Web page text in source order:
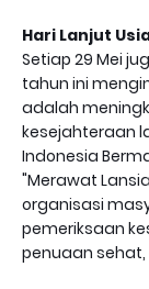
Hari Lanjut
Setiap 29 Mei
tahun ini
adalah
kesejahteraan
Indonesia
"Merawat
organisasi
pemeriksaan
penuaan sehat,